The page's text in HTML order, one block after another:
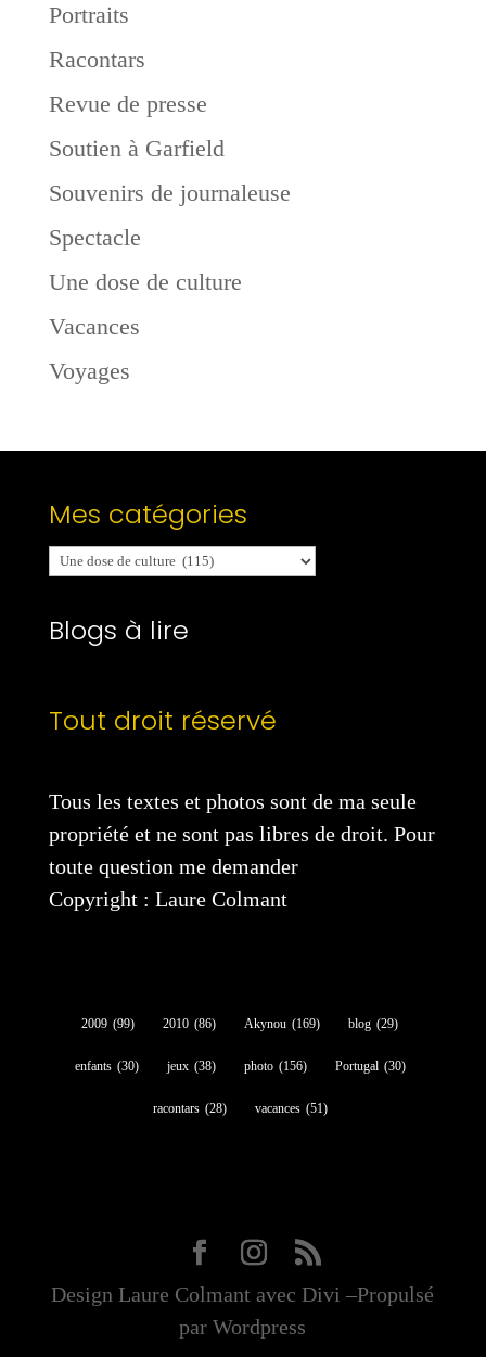
Portraits
Racontars
Revue de presse
Soutien à Garfield
Souvenirs de journaleuse
Spectacle
Une dose de culture
Vacances
Voyages
Mes catégories
Mes
catégories
Blogs à lire
Tout droit réservé
Tous les textes et photos sont de ma seule
propriété et ne sont pas libres de droit. Pour
toute question me demander
Copyright : Laure Colmant
2009 (99) 2010 (86) Akynou (169) blog (29)
enfants (30) jeux (38) photo (156) Portugal (30)
racontars (28) vacances (51)
Design Laure Colmant avec Divi –Propulsé
par Wordpress